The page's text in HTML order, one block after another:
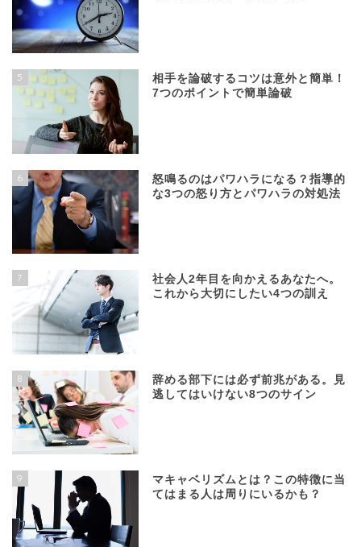
5
相手を論破するコツは意外と簡単！
7つのポイントで簡単論破
6
怒鳴るのはパワハラになる？指導的
な3つの怒り方とパワハラの対処法
7
社会人2年目を向かえるあなたへ。
これから大切にしたい4つの訓え
8
辞める部下には必ず前兆がある。見
逃してはいけない8つのサイン
9
マキャベリズムとは？この特徴に当
てはまる人は周りにいるかも？